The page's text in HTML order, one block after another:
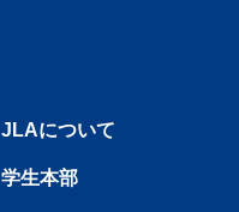
JLAについて
学生本部